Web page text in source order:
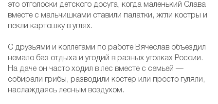
это отголоски детского досуга, когда маленький Слава
вместе с мальчишками ставили палатки, жгли костры и
пекли картошку в углях.
С друзьями и коллегами по работе Вячеслав объездил
немало баз отдыха и угодий в разных уголках России.
На даче он часто ходил в лес вместе с семьей —
собирали грибы, разводили костер или просто гуляли,
наслаждаясь лесным воздухом.